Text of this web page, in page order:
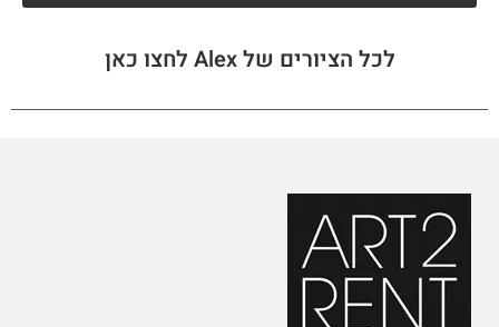
לכל הציורים של Alex לחצו כאן